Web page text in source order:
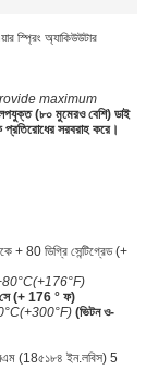
স্প্রিং অ্যাকিউউটার
maximum
(৮০ মুমেরও বেশি) ডাই
প্রতিরোধের সরবরাহ করে।
+ 80 ডিগ্রি সেন্টিগ্রেড (+
সে (+ 176 ° ফ)
(ভিটন ও-
(18৫১৮৪ ইন.লবিস) 5